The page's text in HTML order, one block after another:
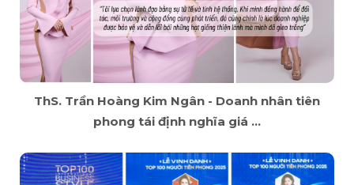
ThS. Trần Hoàng Kim Ngân - Doanh nhân tiên
phong tái định nghĩa giá ...